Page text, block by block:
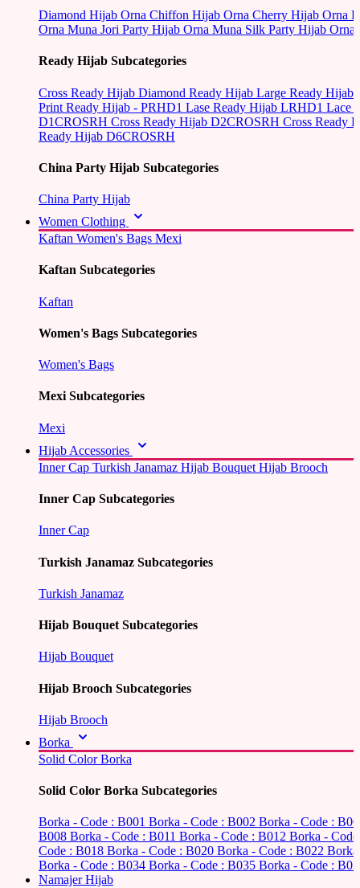
Diamond Hijab Orna Chiffon Hijab Orna Cherry Hijab Orna
Orna Muna Jori Party Hijab Orna Muna Silk Party Hijab Orna
Ready Hijab Subcategories
Cross Ready Hijab Diamond Ready Hijab Large Ready Hijab
Print Ready Hijab - PRHD1 Lase Ready Hijab LRHD1 Lace
D1CROSRH Cross Ready Hijab D2CROSRH Cross Ready
Ready Hijab D6CROSRH
China Party Hijab Subcategories
China Party Hijab
Women Clothing
Kaftan Women's Bags Mexi
Kaftan Subcategories
Kaftan
Women's Bags Subcategories
Women's Bags
Mexi Subcategories
Mexi
Hijab Accessories
Inner Cap Turkish Janamaz Hijab Bouquet Hijab Brooch
Inner Cap Subcategories
Inner Cap
Turkish Janamaz Subcategories
Turkish Janamaz
Hijab Bouquet Subcategories
Hijab Bouquet
Hijab Brooch Subcategories
Hijab Brooch
Borka
Solid Color Borka
Solid Color Borka Subcategories
Borka - Code : B001 Borka - Code : B002 Borka - Code :
B008 Borka - Code : B011 Borka - Code : B012 Borka -
Code : B018 Borka - Code : B020 Borka - Code : B022
Borka - Code : B034 Borka - Code : B035 Borka - Code :
Namajer Hijab